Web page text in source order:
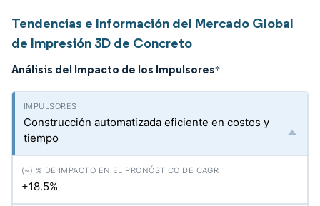
Tendencias e Información del Mercado Global
de Impresión 3D de Concreto
Análisis del Impacto de los Impulsores*
Construcción automatizada eficiente en costos y
tiempo
+18.5%